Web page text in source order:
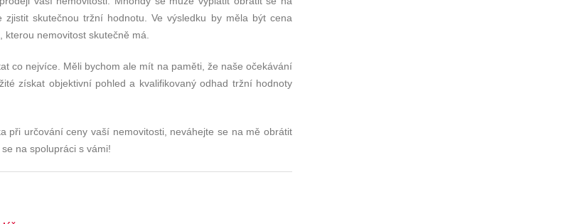
skutečnou tržní hodnotu. Ve výsledku by měla být cena
nemovitost skutečně má.
co nejvíce. Měli bychom ale mít na paměti, že naše očekávání
získat objektivní pohled a kvalifikovaný odhad tržní hodnoty
při určování ceny vaší nemovitosti, neváhejte se na mě obrátit
na spolupráci s vámi!